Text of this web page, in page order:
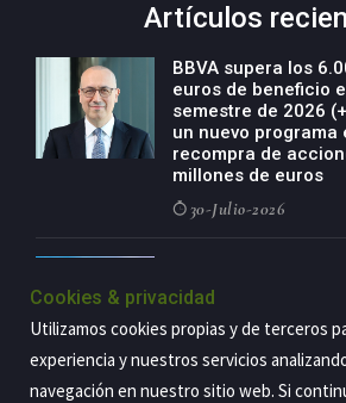
Artículos
BBVA supera los
euros de beneficio
semestre de 2026
un nuevo
recompra de
millones de euros
30-Julio-2026
negocio agro con
de especialización
países
29-Julio-2026
Cookies & privacidad
Utilizamos cookies propias y de terceros
experiencia y nuestros servicios
navegación en nuestro sitio web. Si